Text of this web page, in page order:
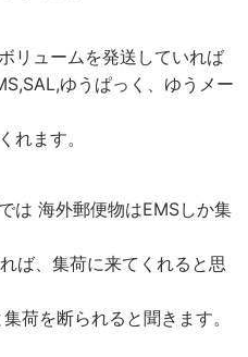
リュームを発送していれば
ゆうぱっく、ゆうメー
れます。
は 海外郵便物はEMSしか集
ば、集荷に来てくれると思
荷を断られると聞きます。